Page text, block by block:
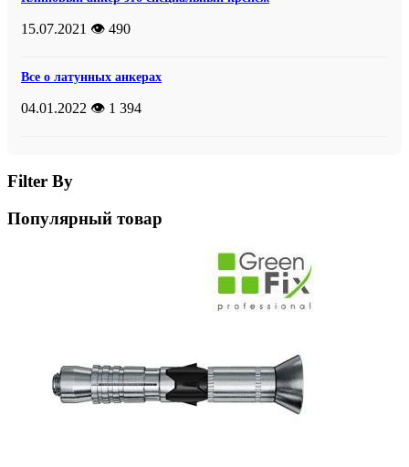
15.07.2021 👁️ 490
Все о латунных анкерах
04.01.2022 👁️ 1 394
Filter By
Популярный товар